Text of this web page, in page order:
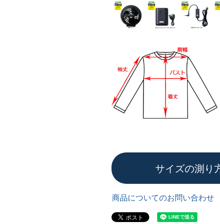
サイズの測り
商品についてのお問い合わせ